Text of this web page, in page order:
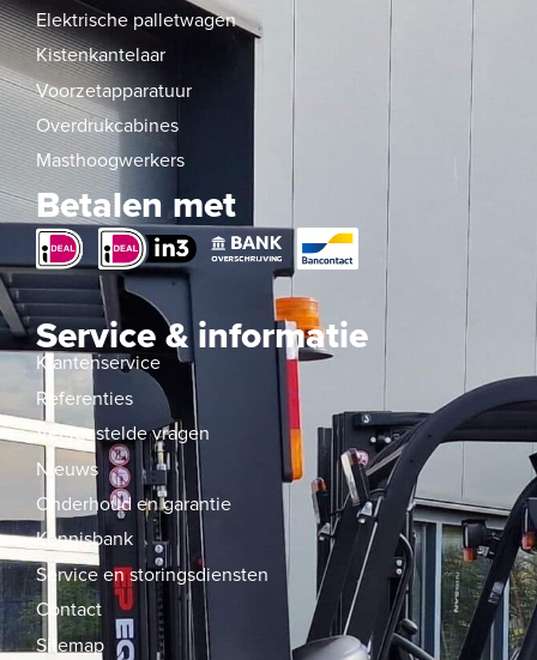
Elektrische palletwagen
Kistenkantelaar
Voorzetapparatuur
Overdrukcabines
Masthoogwerkers
Betalen met
Service & informatie
Klantenservice
Referenties
Veelgestelde vragen
Nieuws
Onderhoud en garantie
Kennisbank
Service en storingsdiensten
Contact
Sitemap